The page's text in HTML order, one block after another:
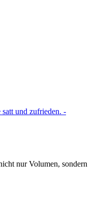
nur Volumen, sondern